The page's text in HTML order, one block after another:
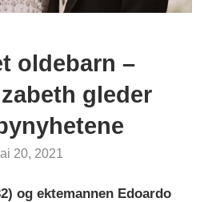
oldebarn –
gleder
20, 2021
og ektemannen Edoardo